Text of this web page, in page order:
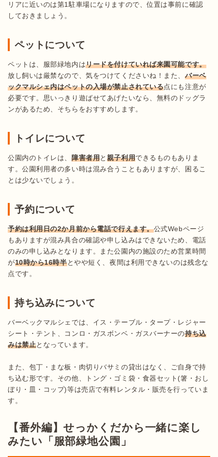
リアに近いのは第1駐車場になりますので、位置は事前に確認
しておきましょう。
ペットについて
ペットは、服部緑地内はリードを付けていれば来園可能です。
放し飼いは厳禁なので、気をつけてくださいね！また、 バーベ
ックマルシェ内はペットの入場が禁止されている点にも注意が
必要です。思いっきり遊ばせてあげたいなら、無料のドッグラ
ンがあるため、そちらをおすすめします。
トイレについて
公園内のトイレは、障害者用と 親子利用できるものもありま
す。公園利用者の多い時は混み合うこともありますが、困るこ
とは少ないでしょう。
予約について
予約は利用日の2か月前から電話で行えます。公式Webページ
もありますが混み具合の確認や申し込みはできないため、電話
のみの申し込みとなります。また公園内の施設のため営業時間
が10時から16時半とやや短く、夜間は利用できないのは残念な
点です。
持ち込みについて
バーベックマルシェでは、イス・テーブル・タープ・レジャー
シート・テント、コンロ・ガスボンベ・ガスバーナーの持ち込
みは禁止となっています。
また、包丁・まな板・肉切りバサミの貸出はなく、ご自身で持
ち込む形です。その他、トング・ゴミ袋・食器セット(箸・おし
ぼり・皿・コップ)等は売店で有料レンタル・販売を行っていま
す。
【番外編】せっかくだから一緒に楽し
みたい「服部緑地公園」